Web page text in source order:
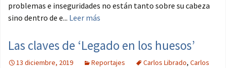
problemas e inseguridades no están tanto sobre su cabeza
sino dentro de e... Leer más
Las claves de ‘Legado en los huesos’
13 diciembre, 2019 Reportajes Carlos Librado, Carlos